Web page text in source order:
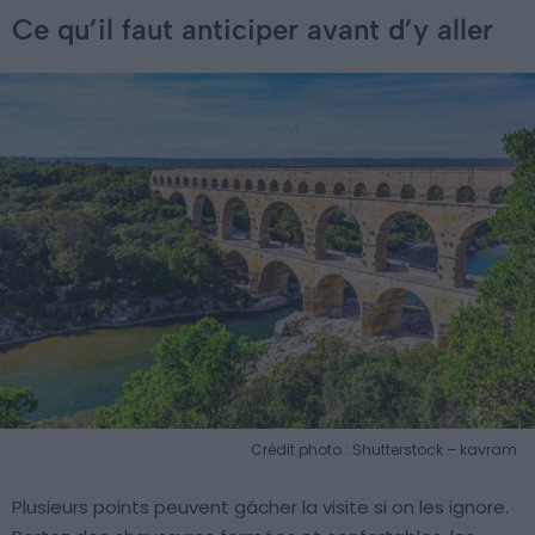
Ce qu’il faut anticiper avant d’y aller
Crédit photo : Shutterstock – kavram
Plusieurs points peuvent gâcher la visite si on les ignore.